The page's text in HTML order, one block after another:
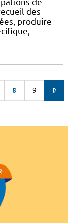
des
produire
8 9